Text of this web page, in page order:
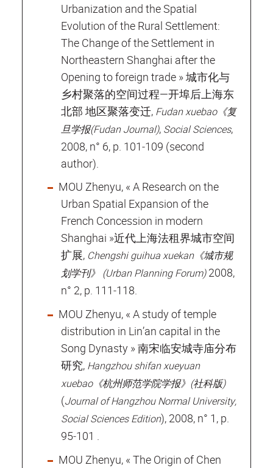
Urbanization and the Spatial
Evolution of the Rural Settlement:
The Change of the Settlement in
Northeastern Shanghai after the
Opening to foreign trade » 城市化与
乡村聚落的空间过程—开埠后上海东
北部 地区聚落变迁, Fudan xuebao《复
旦学报(Fudan Journal), Social Sciences,
2008, n° 6, p. 101‐109 (second
author).
MOU Zhenyu, « A Research on the
Urban Spatial Expansion of the
French Concession in modern
Shanghai »近代上海法租界城市空间
扩展, Chengshi guihua xuekan《城市规
划学刊》 (Urban Planning Forum)2008,
n° 2, p. 111‐118.
MOU Zhenyu, « A study of temple
distribution in Lin’an capital in the
Song Dynasty » 南宋临安城寺庙分布
研究, Hangzhou shifan xueyuan
xuebao《杭州师范学院学报》(社科版)
(Journal of Hangzhou Normal University,
Social Sciences Edition), 2008, n° 1, p.
95‐101 .
MOU Zhenyu, « The Origin of Chen